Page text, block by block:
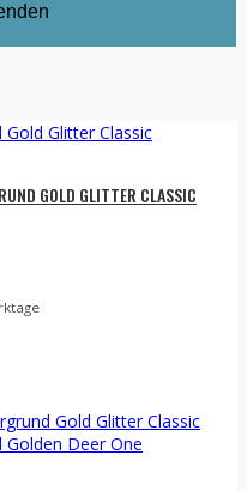
GOLD GLITTER CLASSIC